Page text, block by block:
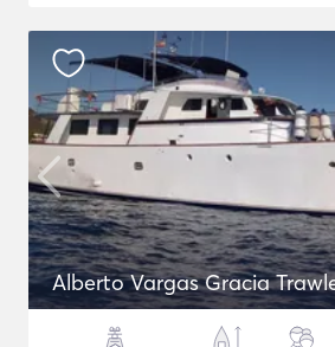
Alberto Vargas Gracia